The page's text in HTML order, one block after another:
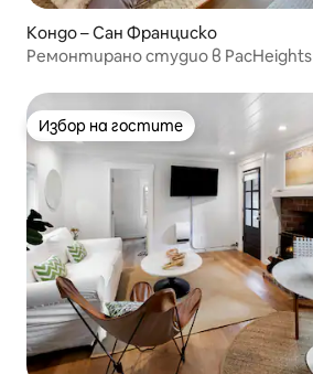
Кондо – Сан Франциско
Ремонтирано студио в PacHeights
Избор на гостите
Избор на гостите